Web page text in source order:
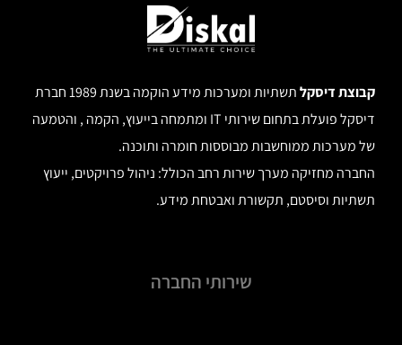
קבוצת דיסקל
תשתיות ומערכות מידע הוקמה בשנת 1989 חברת
דיסקל פועלת בתחום שירותי IT ומתמחה בייעוץ, הקמה , והטמעה
של מערכות ממוחשבות מבוססות חומרה ותוכנה.
החברה מחזיקה מערך שירות רחב הכולל: ניהול פרויקטים, ייעוץ
תשתיות וסיסטם, תקשורת ואבטחת מידע.
שירותי החברה